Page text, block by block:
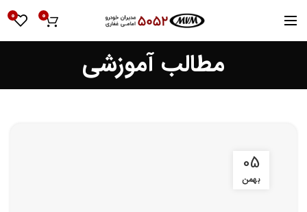
0
0
مطالب آموزشی
05
بهمن